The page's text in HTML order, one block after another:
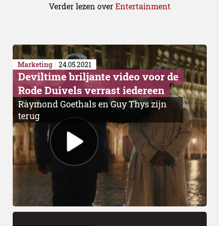
Verder lezen overEntertainment
Marketing 24.05.2021
Deviltime briljante video voor de
Rode Duivels verrast iedereen
Raymond Goethals en Guy Thys zijn
terug